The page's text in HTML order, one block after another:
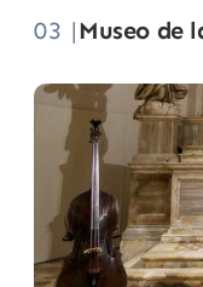
03 |Museo de